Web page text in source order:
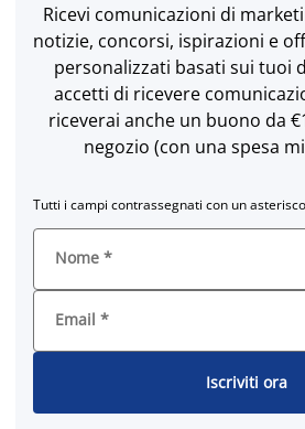
Ricevi comunicazioni di
notizie, concorsi, ispirazioni e
personalizzati basati sui tuoi
accetti di ricevere
riceverai anche un buono da
negozio (con una spesa
Tutti i campi contrassegnati con un
Nome *
Email *
Iscriviti ora